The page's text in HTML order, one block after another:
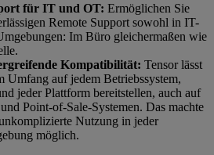
für IT und OT: Ermöglichen Sie
Remote Support sowohl in IT-
Im Büro gleichermaßen wie
Kompatibilität: Tensor lässt
Umfang auf jedem Betriebssystem,
jeder Plattform bereitstellen, auch auf
Point-of-Sale-Systemen. Das machte
Nutzung in jeder
möglich.